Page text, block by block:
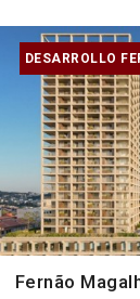
DESARROLLO
Fernão